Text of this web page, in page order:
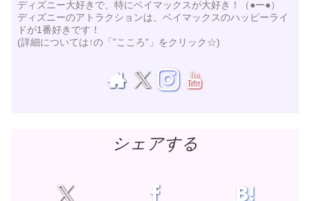
ディズニー大好きで、特にベイマックスが大好き！（●ー●）
ディズニーのアトラクションは、ベイマックスのハッピーライ
ドが1番好きです！
(詳細については↑の「”こころ”」をクリック☆)
シェアする